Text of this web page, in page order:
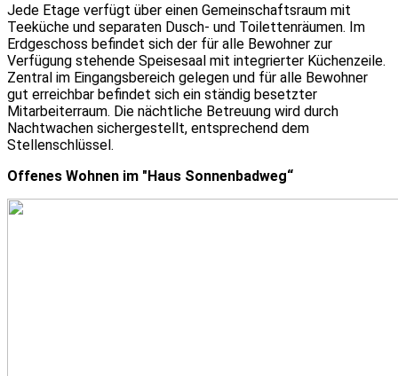
Jede Etage verfügt über einen Gemeinschaftsraum mit
Teeküche und separaten Dusch- und Toilettenräumen. Im
Erdgeschoss befindet sich der für alle Bewohner zur
Verfügung stehende Speisesaal mit integrierter Küchenzeile.
Zentral im Eingangsbereich gelegen und für alle Bewohner
gut erreichbar befindet sich ein ständig besetzter
Mitarbeiterraum. Die nächtliche Betreuung wird durch
Nachtwachen sichergestellt, entsprechend dem
Stellenschlüssel.
Offenes Wohnen im ″Haus Sonnenbadweg“